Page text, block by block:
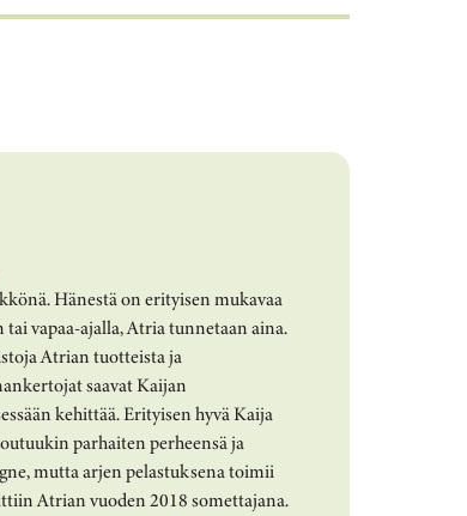
Hänestä on erityisen mukavaa
vapaa-ajalla, Atria tunnetaan aina.
Atrian tuotteista ja
saavat Kaijan
kehittää. Erityisen hyvä Kaija
parhaiten perheensä ja
mutta arjen pelastuksena toimii
Atrian vuoden 2018 somettajana.